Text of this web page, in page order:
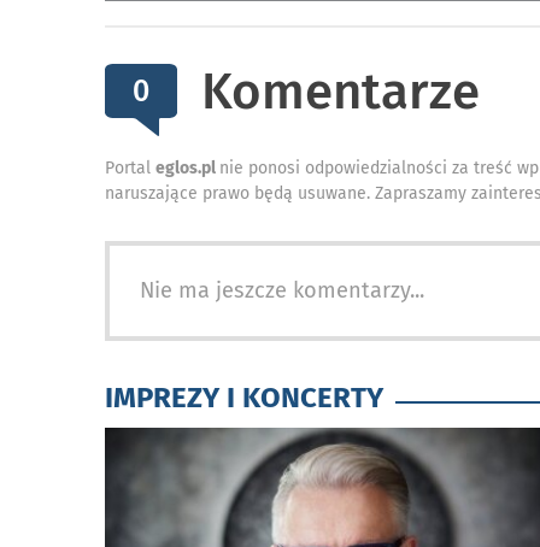
0 Komentarze
Portal eglos.pl nie ponosi odpowiedzialności za treść
naruszające prawo będą usuwane. Zapraszamy
Nie ma jeszcze komentarzy...
IMPREZY I KONCERTY